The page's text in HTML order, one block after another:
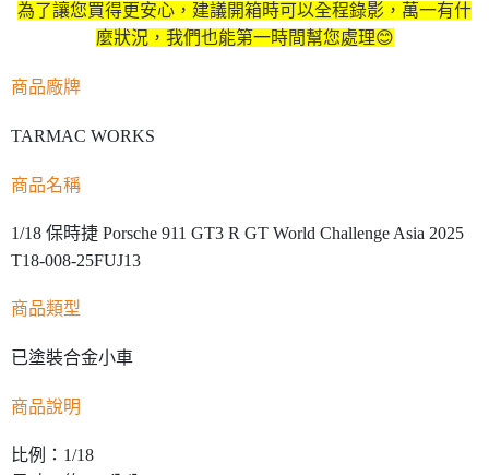
為了讓您買得更安心，建議開箱時可以全程錄影，萬一有什
麼狀況，我們也能第一時間幫您處理😊
商品廠牌
TARMAC WORKS
商品名稱
1/18 保時捷 Porsche 911 GT3 R GT World Challenge Asia 2025
T18-008-25FUJ13
商品類型
已塗裝合金小車
商品說明
比例：1/18